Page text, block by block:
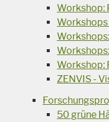
Workshop:
Workshop:
ZENVIS -
50 grüne